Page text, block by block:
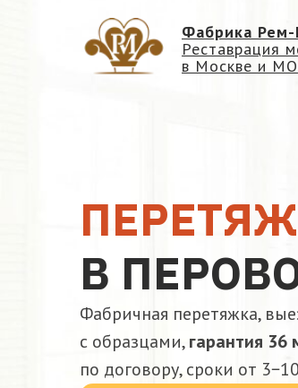
В
Фабричная перетяжка,
с образцами,гарантия 36
по договору, сроки от
Фабрика
Реставрация
в Москве и МО